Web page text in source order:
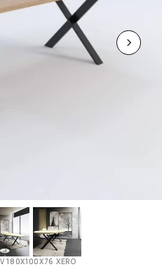
180X100X76 XERO